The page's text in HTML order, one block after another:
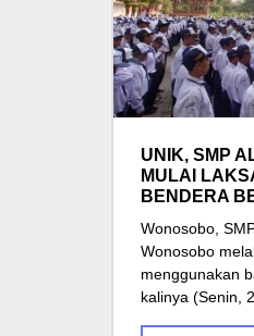
UNIK, SMP
MULAI
BENDERA
Wonosobo,
Wonosobo
menggunakan
kalinya (Senin,